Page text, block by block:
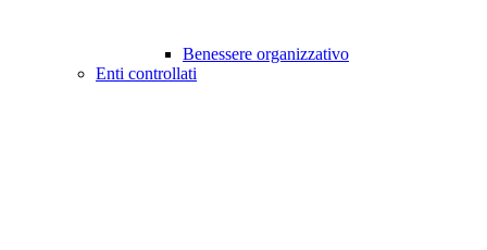
Benessere organizzativo
Enti controllati